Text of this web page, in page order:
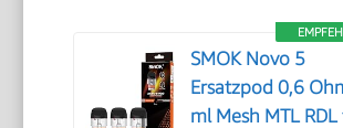
SMOK Novo 5
Ersatzpod 0,6
ml Mesh MTL